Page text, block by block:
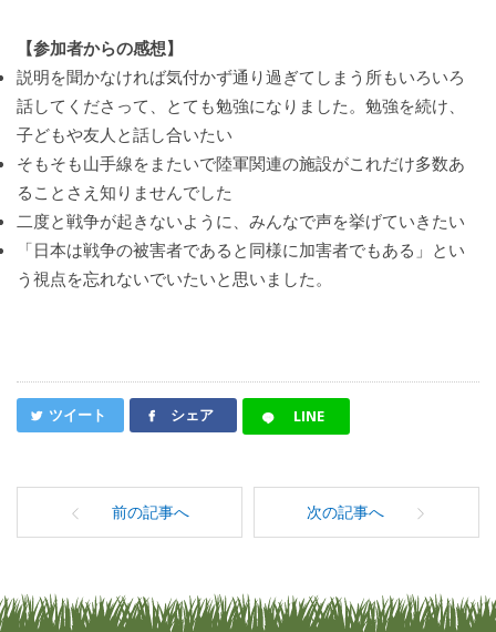
【参加者からの感想】
説明を聞かなければ気付かず通り過ぎてしまう所もいろいろ
話してくださって、とても勉強になりました。勉強を続け、
子どもや友人と話し合いたい
そもそも山手線をまたいで陸軍関連の施設がこれだけ多数あ
ることさえ知りませんでした
二度と戦争が起きないように、みんなで声を挙げていきたい
「日本は戦争の被害者であると同様に加害者でもある」とい
う視点を忘れないでいたいと思いました。
ツイート シェア LINE
前の記事へ 次の記事へ